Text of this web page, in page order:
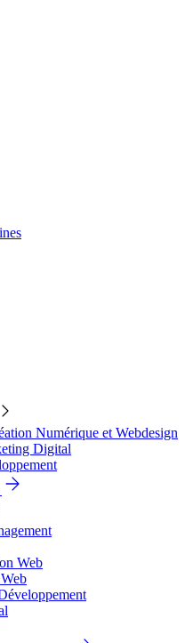
Numérique et Webdesign
Digital
Web